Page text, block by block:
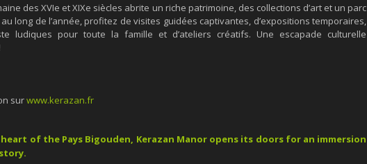
des XVIe et XIXe siècles abrite un riche patrimoine, des collections d’art et un parc
long de l’année, profitez de visites guidées captivantes, d’expositions temporaires,
ludiques pour toute la famille et d’ateliers créatifs. Une escapade culturelle
surwww.kerazan.fr
of the Pays Bigouden, Kerazan Manor opens its doors for an immersion